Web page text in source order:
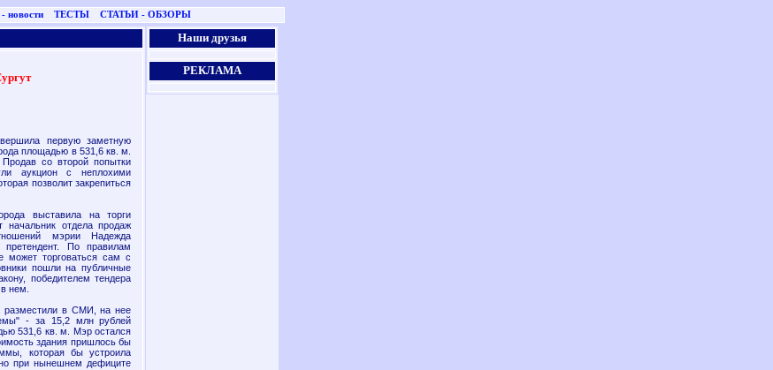
ТЕСТЫ СТАТЬИ - ОБЗОРЫ
первую заметную
площадью в 531,6 кв. м.
со второй попытки
аукцион с неплохими
позволит закрепиться
выставила на торги
отдела продаж
мэрии Надежда
По правилам
может торговаться сам с
пошли на публичные
победителем тендера
нем.
разместили в СМИ, на нее
- за 15,2 млн рублей
531,6 кв. м. Мэр остался
здания пришлось бы
которая бы устроила
при нынешнем дефиците
Наши друзья
РЕКЛАМА